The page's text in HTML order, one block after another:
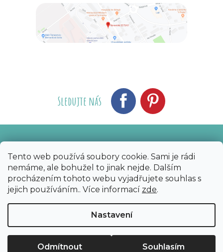
Tento web používá soubory cookie. Sami je rádi
nemáme, ale bohužel to jinak nejde. Dalším
procházením tohoto webu vyjadřujete souhlas s
jejich používáním.. Více informací zde.
Nastavení
Odmítnout Souhlasím
Sledujte nás
Copyright 2026 Bijoux Components - Svět
korálků. Všechna práva vyhrazena.